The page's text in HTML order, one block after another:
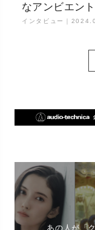
なアンビエン
とは何者か？
インタビュー｜
あの人が「